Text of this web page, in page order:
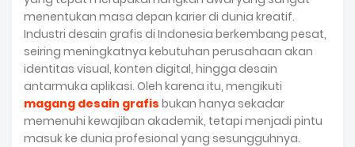
menentukan masa depan karier di dunia kreatif.
Industri desain grafis di Indonesia berkembang pesat,
seiring meningkatnya kebutuhan perusahaan akan
identitas visual, konten digital, hingga desain
antarmuka aplikasi. Oleh karena itu, mengikuti
magang desain grafis bukan hanya sekadar
memenuhi kewajiban akademik, tetapi menjadi pintu
masuk ke dunia profesional yang sesungguhnya.